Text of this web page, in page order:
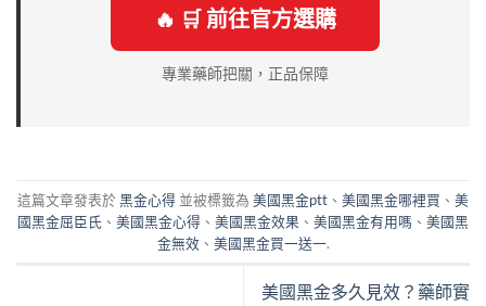
🔥 🛒 前往官方選購
專業藥師把關，正品保障
這篇文章發表於黑金心得 並被標籤為 美國黑金ptt 、 美國黑金哪裡買 、 美
國黑金屈臣氏 、 美國黑金心得 、 美國黑金效果 、 美國黑金有用嗎 、 美國黑
金無效、 美國黑金買一送一.
美國黑金多久見效？藥師實